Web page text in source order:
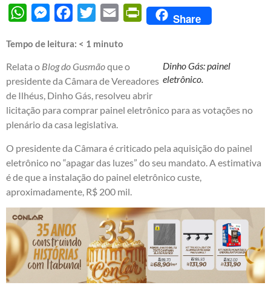
WhatsAppMessengerFacebook
Twitter Email PrintFriendly
Share
Tempo de leitura: < 1 minuto
Dinho Gás: painel
eletrônico.
Relata o Blog do Gusmãoque o
presidente da Câmara de Vereadores
de Ilhéus, Dinho Gás, resolveu abrir
licitação para comprar painel eletrônico para as votações no
plenário da casa legislativa.
O presidente da Câmara é criticado pela aquisição do painel
eletrônico no “apagar das luzes” do seu mandato. A estimativa
é de que a instalação do painel eletrônico custe,
aproximadamente, R$ 200 mil.